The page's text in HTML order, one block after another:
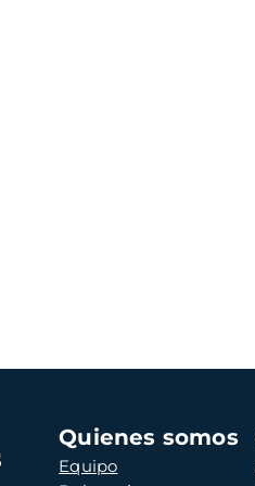
Navegación
principal
Quienes somos
Equipo